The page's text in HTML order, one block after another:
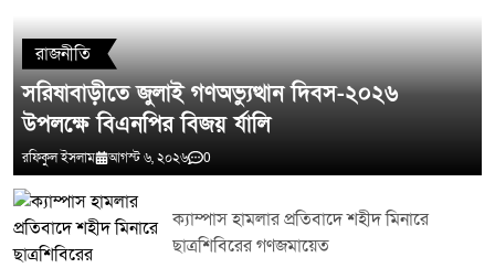
রাজনীতি
সরিষাবাড়ীতে জুলাই গণঅভ্যুত্থান দিবস-২০২৬
উপলক্ষে বিএনপির বিজয় র্যালি
রফিকুল ইসলাম আগস্ট ৬, ২০২৬ 0
ক্যাম্পাস হামলার প্রতিবাদে শহীদ মিনারে
ছাত্রশিবিরের গণজমায়েত